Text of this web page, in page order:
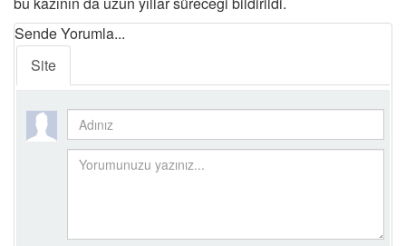
Sende Yorumla...
Site